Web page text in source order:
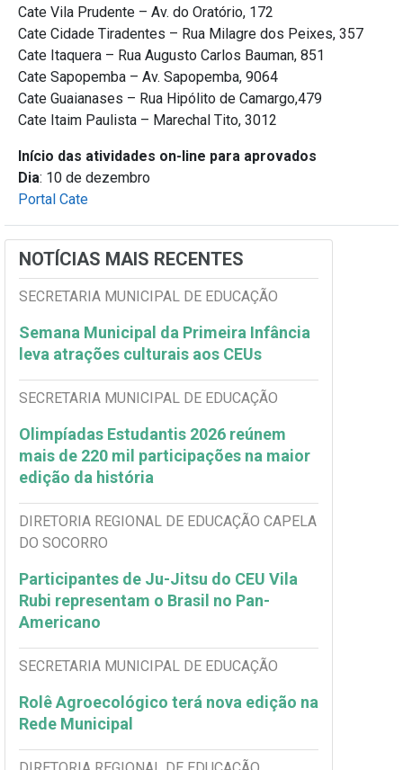
Cate Vila Prudente – Av. do Oratório, 172
Cate Cidade Tiradentes – Rua Milagre dos Peixes, 357
Cate Itaquera – Rua Augusto Carlos Bauman, 851
Cate Sapopemba – Av. Sapopemba, 9064
Cate Guaianases – Rua Hipólito de Camargo,479
Cate Itaim Paulista – Marechal Tito, 3012
Início das atividades on-line para aprovados
Dia: 10 de dezembro
Portal Cate
NOTÍCIAS MAIS RECENTES
SECRETARIA MUNICIPAL DE EDUCAÇÃO
Semana Municipal da Primeira Infância
leva atrações culturais aos CEUs
SECRETARIA MUNICIPAL DE EDUCAÇÃO
Olimpíadas Estudantis 2026 reúnem
mais de 220 mil participações na maior
edição da história
DIRETORIA REGIONAL DE EDUCAÇÃO CAPELA
DO SOCORRO
Participantes de Ju-Jitsu do CEU Vila
Rubi representam o Brasil no Pan-
Americano
SECRETARIA MUNICIPAL DE EDUCAÇÃO
Rolê Agroecológico terá nova edição na
Rede Municipal